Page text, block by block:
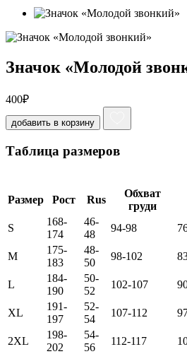
Значок «Молодой
400₽
добавить в корзину
Таблица размеров
Размер Рост Rus
Обхват
груди
S
168-
174
46-
48
94-98
M
175-
183
48-
50
98-102
L
184-
190
50-
52
102-107
XL
191-
197
52-
54
107-112
2XL
198-
202
54-
56
112-117